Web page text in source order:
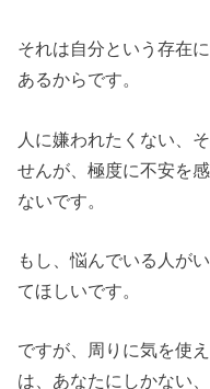
それは自分という存在
あるからです。
人に嫌われたくない、
せんが、極度に不安を
ないです。
もし、悩んでいる人が
てほしいです。
ですが、周りに気を使
は、あなたにしかない